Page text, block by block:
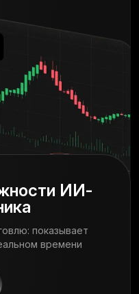
ИИ-
показывает
времени